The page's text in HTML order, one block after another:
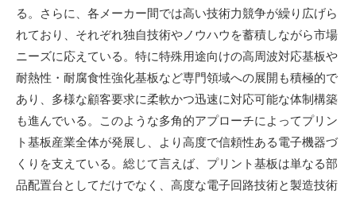
る。さらに、各メーカー間では高い技術力競争が繰り広げら
れており、それぞれ独自技術やノウハウを蓄積しながら市場
ニーズに応えている。特に特殊用途向けの高周波対応基板や
耐熱性・耐腐食性強化基板など専門領域への展開も積極的で
あり、多様な顧客要求に柔軟かつ迅速に対応可能な体制構築
も進んでいる。このような多角的アプローチによってプリン
ト基板産業全体が発展し、より高度で信頼性ある電子機器づ
くりを支えている。総じて言えば、プリント基板は単なる部
品配置台としてだけでなく、高度な電子回路技術と製造技術